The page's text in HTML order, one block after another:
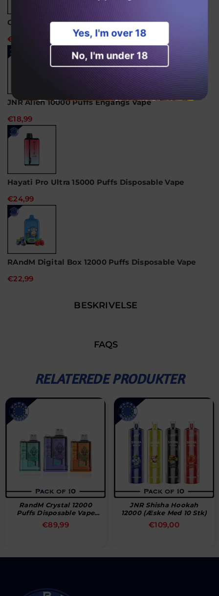
Ghost Pro 3500 Puffs Disposable Vape
€14,99
JNR Alien 10000 Puffs Engangs Vape
€18,99
Hayati Pro Ultra 15000 Puffs Disposable Vape
€24,99
RAndM Digital Box 12000 Puffs Disposable Vape
€22,99
BESKRIVELSE
FAQS
RELATEREDE PRODUKTER
RandM Crystal 12000
Puffs Disposable Vape
(Box Of 10)
Normal
€89,99
JNR Shisha Hookah
12000 (æske Med 10 Stk)
Normal
€109,00
Yes, I'm over 18
No, I'm under 18